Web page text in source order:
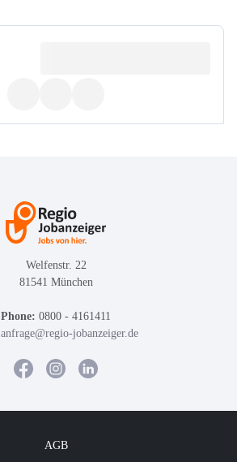
Welfenstr. 22
81541 München
Phone: 0800 - 4161411
anfrage@regio-jobanzeiger.de
AGB